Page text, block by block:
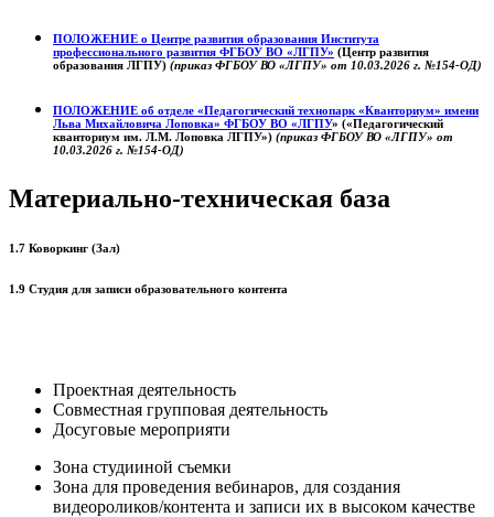
ПОЛОЖЕНИЕ о Центре развития образования Института
профессионального развития ФГБОУ ВО «ЛГПУ» (Центр развития
образования ЛГПУ) (приказ ФГБОУ ВО «ЛГПУ» от 10.03.2026 г. №154-ОД)
ПОЛОЖЕНИЕ об отделе «Педагогический технопарк «Кванториум» имени
Льва Михайловича Лоповка» ФГБОУ ВО «ЛГПУ» («Педагогический
кванториум им. Л.М. Лоповка ЛГПУ») (приказ ФГБОУ ВО «ЛГПУ» от
10.03.2026 г. №154-ОД)
Материально-техническая база
1.7 Коворкинг (Зал)
1.9 Студия для записи образовательного контента
Проектная деятельность
Совместная групповая деятельность
Досуговые мероприяти
Зона студииной съемки
Зона для проведения вебинаров, для создания
видеороликов/контента и записи их в высоком качестве